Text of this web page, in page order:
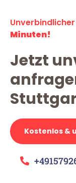
Minuten!
Jetzt
Kostenlos &